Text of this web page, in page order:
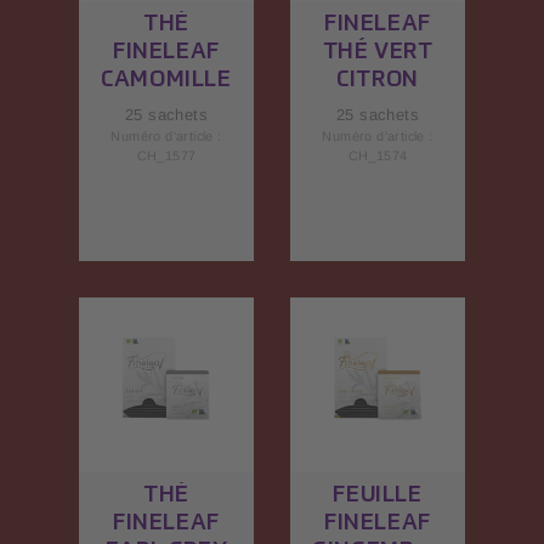
THÉ
FINELEAF
CAMOMILLE
25 sachets
Numéro d'article :
CH_1577
FINELEAF
THÉ VERT
CITRON
25 sachets
Numéro d'article :
CH_1574
THÉ
FINELEAF
FEUILLE
FINELEAF